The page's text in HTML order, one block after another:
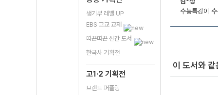
생기부 레벨 UP
EBS 고교 교재
따끈따끈 신간 도서
한국사 기획전
고1·2 기획전
브랜드 퍼즐링
수능특강이
이 도서와